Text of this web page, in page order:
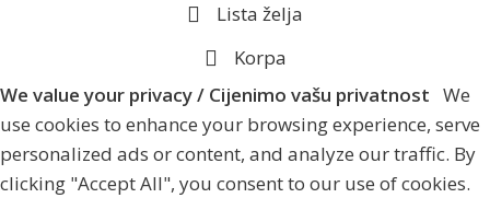
Lista želja
Korpa
We value your privacy / Cijenimo vašu privatnost We
use cookies to enhance your browsing experience, serve
personalized ads or content, and analyze our traffic. By
clicking "Accept All", you consent to our use of cookies.